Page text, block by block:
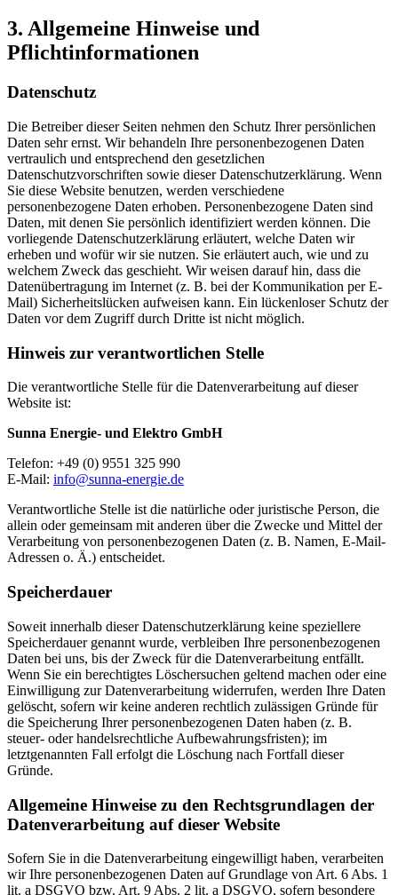
3. Allgemeine Hinweise und
Pflichtinformationen
Datenschutz
Die Betreiber dieser Seiten nehmen den Schutz Ihrer persönlichen
Daten sehr ernst. Wir behandeln Ihre personenbezogenen Daten
vertraulich und entsprechend den gesetzlichen
Datenschutzvorschriften sowie dieser Datenschutzerklärung. Wenn
Sie diese Website benutzen, werden verschiedene
personenbezogene Daten erhoben. Personenbezogene Daten sind
Daten, mit denen Sie persönlich identifiziert werden können. Die
vorliegende Datenschutzerklärung erläutert, welche Daten wir
erheben und wofür wir sie nutzen. Sie erläutert auch, wie und zu
welchem Zweck das geschieht. Wir weisen darauf hin, dass die
Datenübertragung im Internet (z. B. bei der Kommunikation per E-
Mail) Sicherheitslücken aufweisen kann. Ein lückenloser Schutz der
Daten vor dem Zugriff durch Dritte ist nicht möglich.
Hinweis zur verantwortlichen Stelle
Die verantwortliche Stelle für die Datenverarbeitung auf dieser
Website ist:
Sunna Energie- und Elektro GmbH
Telefon: +49 (0) 9551 325 990
E-Mail: info@sunna-energie.de
Verantwortliche Stelle ist die natürliche oder juristische Person, die
allein oder gemeinsam mit anderen über die Zwecke und Mittel der
Verarbeitung von personenbezogenen Daten (z. B. Namen, E-Mail-
Adressen o. Ä.) entscheidet.
Speicherdauer
Soweit innerhalb dieser Datenschutzerklärung keine speziellere
Speicherdauer genannt wurde, verbleiben Ihre personenbezogenen
Daten bei uns, bis der Zweck für die Datenverarbeitung entfällt.
Wenn Sie ein berechtigtes Löschersuchen geltend machen oder eine
Einwilligung zur Datenverarbeitung widerrufen, werden Ihre Daten
gelöscht, sofern wir keine anderen rechtlich zulässigen Gründe für
die Speicherung Ihrer personenbezogenen Daten haben (z. B.
steuer- oder handelsrechtliche Aufbewahrungsfristen); im
letztgenannten Fall erfolgt die Löschung nach Fortfall dieser
Gründe.
Allgemeine Hinweise zu den Rechtsgrundlagen der
Datenverarbeitung auf dieser Website
Sofern Sie in die Datenverarbeitung eingewilligt haben, verarbeiten
wir Ihre personenbezogenen Daten auf Grundlage von Art. 6 Abs. 1
lit. a DSGVO bzw. Art. 9 Abs. 2 lit. a DSGVO, sofern besondere